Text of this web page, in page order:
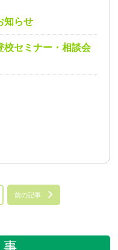
知らせ
校セミナー・相談会
前の記事